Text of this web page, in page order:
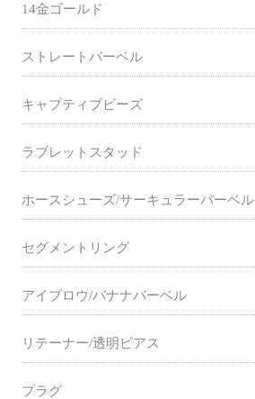
14金ゴールド
ストレートバーベル
キャプティブビーズ
ラブレットスタッド
ホースシューズ/サーキュラーバーベル
セグメントリング
アイブロウ/バナナバーベル
リテーナー/透明ピアス
プラグ